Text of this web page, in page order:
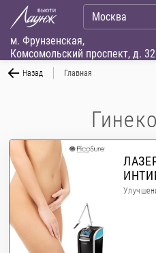
м. Фрунзенская,
Комсомольский проспект, д.
Москва
Назад Главная